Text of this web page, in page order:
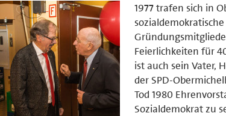
1977 trafen sich in
Feierlichkeiten für
ist auch sein Vater,
der SPD-
Tod 1980
Sozialdemokrat zu